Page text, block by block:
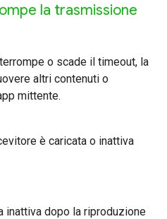
la trasmissione
o scade il timeout, la
altri contenuti o
mittente.
è caricata o inattiva
inattiva dopo la riproduzione